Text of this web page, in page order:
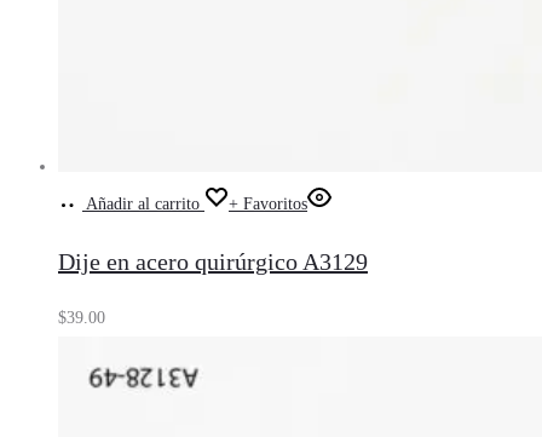
Añadir al carrito + Favoritos
Dije en acero quirúrgico A3129
$39.00